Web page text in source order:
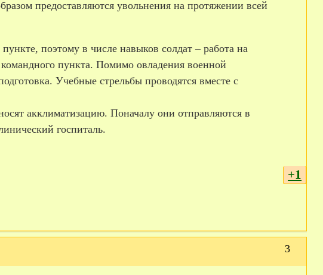
предоставляются увольнения на протяжении всей
поэтому в числе навыков солдат – работа на
пункта. Помимо овладения военной
Учебные стрельбы проводятся вместе с
акклиматизацию. Поначалу они отправляются в
госпиталь.
+1
3